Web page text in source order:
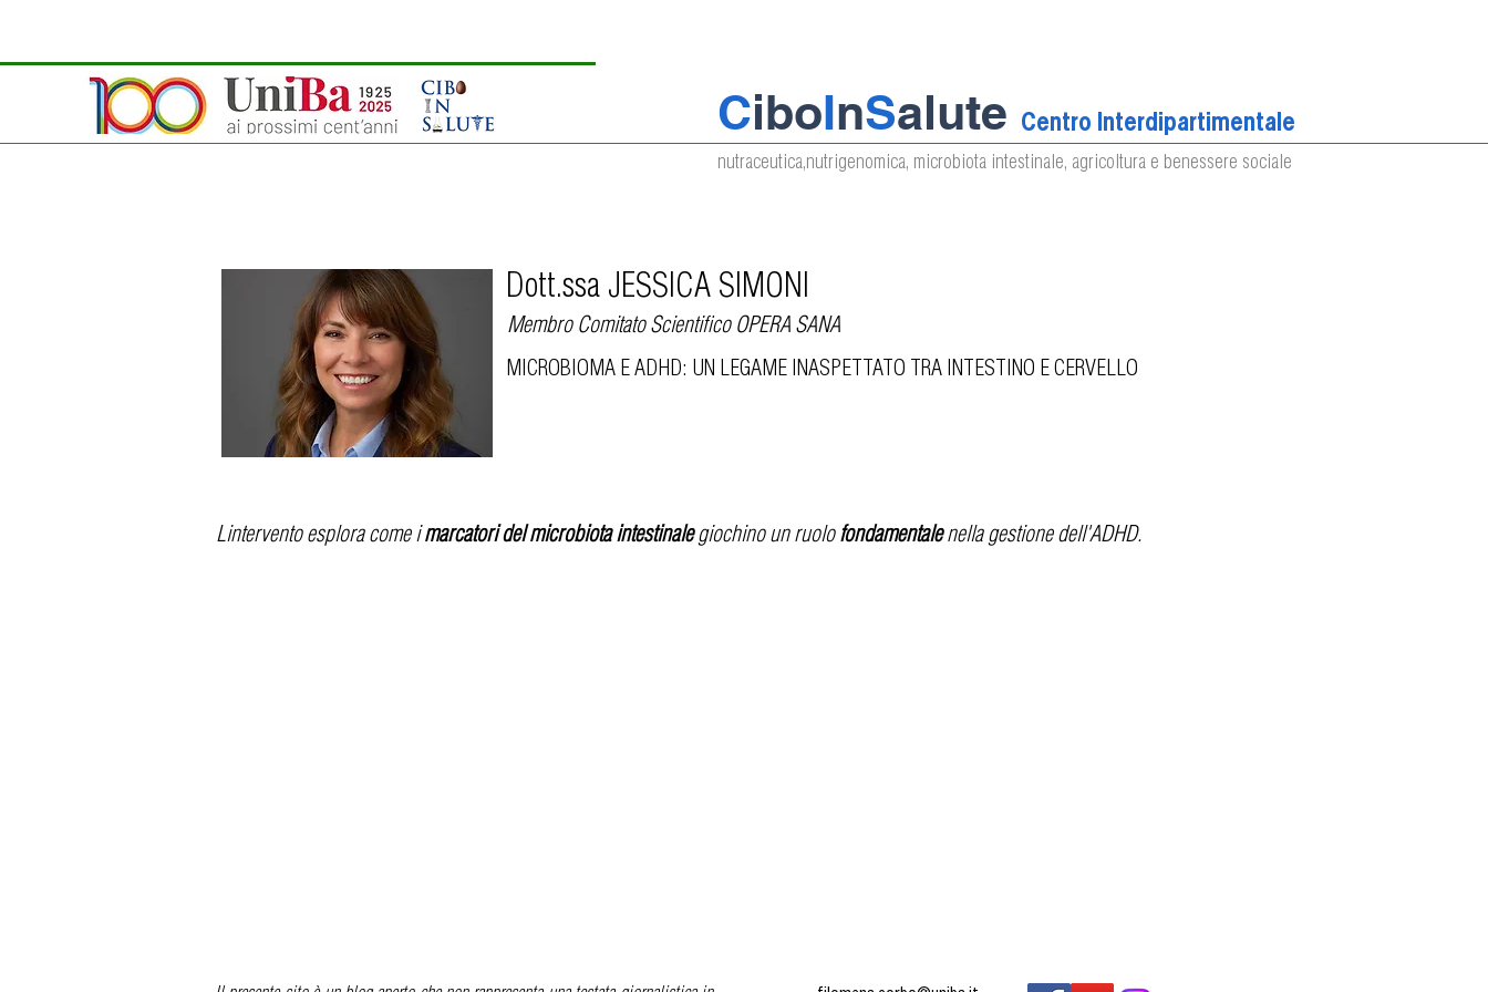
CiboInSalute Centro Interdipartimentale
nutraceutica,nutrigenomica, microbiota intestinale, agricoltura e benessere sociale
Dott.ssa JESSICA SIMONI
Membro Comitato Scientifico OPERA SANA
MICROBIOMA E ADHD: UN LEGAME INASPETTATO TRA INTESTINO E CERVELLO
Lintervento esplora come imarcatori del microbiota intestinalegiochino un ruolo fondamentalenella gestione dell'ADHD.